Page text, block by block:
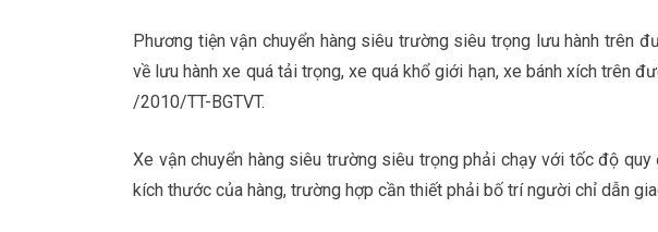
Phương tiện vận chuyển hàng siêu trường siêu trọng lưu hành trên
về lưu hành xe quá tải trọng, xe quá khổ giới hạn, xe bánh xích trên
/2010/TT-BGTVT​.
Xe vận chuyển hàng siêu trường siêu trọng phải chạy với tốc độ
kích thước của hàng, trường hợp cần thiết phải bố trí người chỉ dẫn